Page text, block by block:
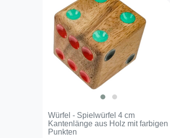
Würfel - Spielwürfel 4 cm
Kantenlänge aus Holz mit farbigen
Punkten